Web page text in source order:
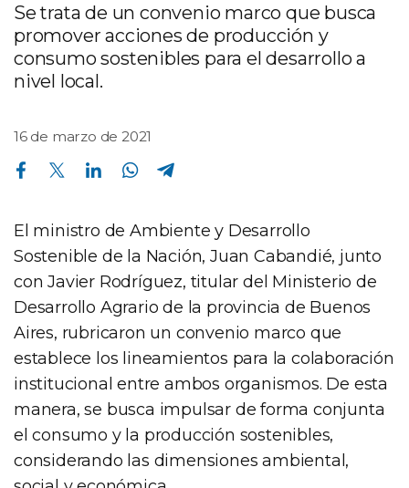
Se trata de un convenio marco que busca
promover acciones de producción y
consumo sostenibles para el desarrollo a
nivel local.
16 de marzo de 2021
Compartir en Facebook Compartir en Twitter Compartir en Linkedin Compartir en Whatsapp
El ministro de Ambiente y Desarrollo
Sostenible de la Nación, Juan Cabandié, junto
con Javier Rodríguez, titular del Ministerio de
Desarrollo Agrario de la provincia de Buenos
Aires, rubricaron un convenio marco que
establece los lineamientos para la colaboración
institucional entre ambos organismos. De esta
manera, se busca impulsar de forma conjunta
el consumo y la producción sostenibles,
considerando las dimensiones ambiental,